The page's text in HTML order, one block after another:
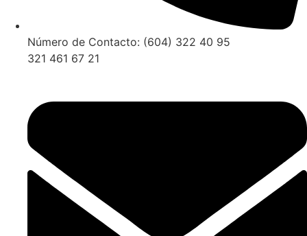
Número de Contacto: (604) 322 40 95
321 461 67 21